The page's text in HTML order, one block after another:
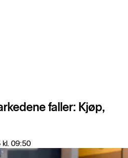
faller: Kjøp,
kl. 09:50